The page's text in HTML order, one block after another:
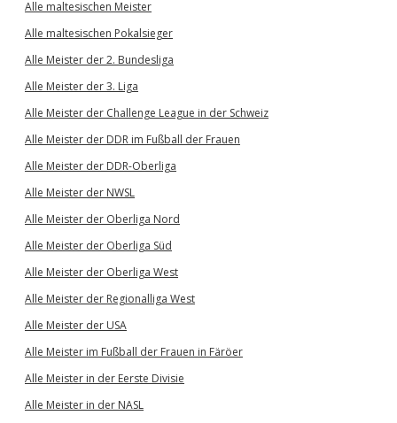
Alle maltesischen Meister
Alle maltesischen Pokalsieger
Alle Meister der 2. Bundesliga
Alle Meister der 3. Liga
Alle Meister der Challenge League in der Schweiz
Alle Meister der DDR im Fußball der Frauen
Alle Meister der DDR-Oberliga
Alle Meister der NWSL
Alle Meister der Oberliga Nord
Alle Meister der Oberliga Süd
Alle Meister der Oberliga West
Alle Meister der Regionalliga West
Alle Meister der USA
Alle Meister im Fußball der Frauen in Färöer
Alle Meister in der Eerste Divisie
Alle Meister in der NASL